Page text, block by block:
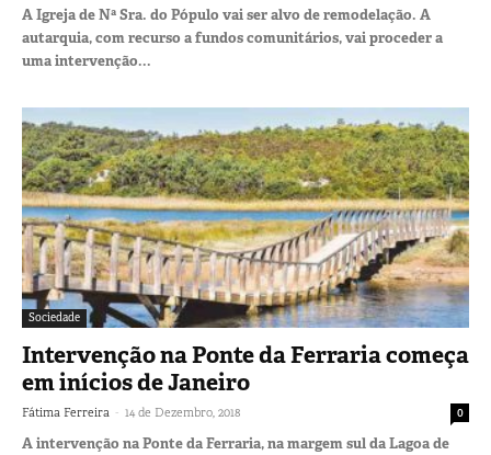
A Igreja de Nª Sra. do Pópulo vai ser alvo de remodelação. A
autarquia, com recurso a fundos comunitários, vai proceder a
uma intervenção...
Sociedade
Intervenção na Ponte da Ferraria começa
em inícios de Janeiro
Fátima Ferreira - 14 de Dezembro, 2018 0
A intervenção na Ponte da Ferraria, na margem sul da Lagoa de